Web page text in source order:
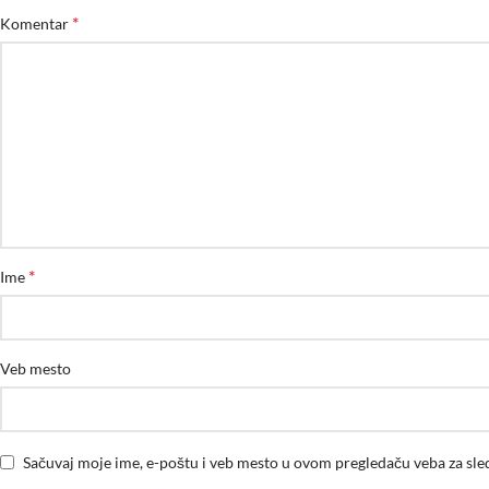
Komentar *
Ime *
Veb mesto
Sačuvaj moje ime, e-poštu i veb mesto u ovom pregledaču veba za